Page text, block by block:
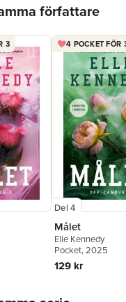
författare
3 4 POCKET FÖR
Del 4
Målet
Elle Kennedy
Pocket, 2025
129 kr